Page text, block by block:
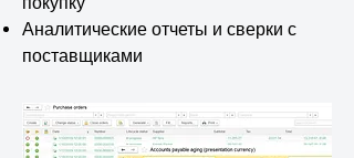
Аналитические отчеты и сверки с
поставщиками